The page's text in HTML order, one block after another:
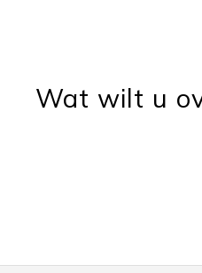
Wat wilt u